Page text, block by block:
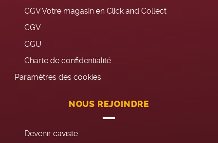
CGV Votre magasin en Click and Collect
CGV
CGU
Charte de confidentialité
Paramètres des cookies
NOUS REJOINDRE
Devenir caviste